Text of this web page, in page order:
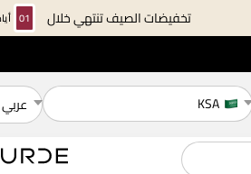
تخفيضات الصيف تنتهي خلال 01
KSA عربي